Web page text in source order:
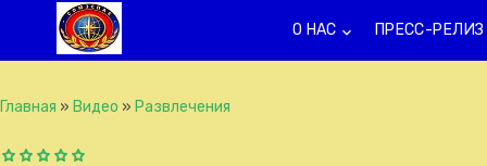
О НАС keyboard_arrow_down ПРЕСС-РЕЛИЗ
Главная » Видео » Развлечения